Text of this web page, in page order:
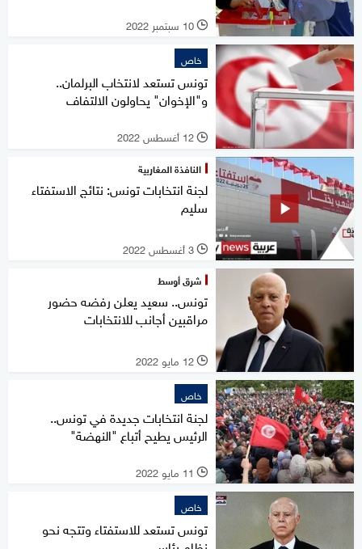
l 10 سبتمبر 2022
خاص
تونس تستعد لانتخاب البرلمان..
و"الإخوان" يحاولون الالتفاف
l 12 أغسطس 2022
النافذة المغاربية
لجنة انتخابات تونس: نتائج الاستفتاء
سليم
l 3 أغسطس 2022
شرق أوسط
تونس.. سعيد يعلن رفضه حضور
مراقبين أجانب للانتخابات
l 12 مايو 2022
خاص
لجنة انتخابات جديدة في تونس..
الرئيس يطيح أتباع "النهضة"
l 11 مايو 2022
خاص
تونس تستعد للاستفتاء وتتجه نحو